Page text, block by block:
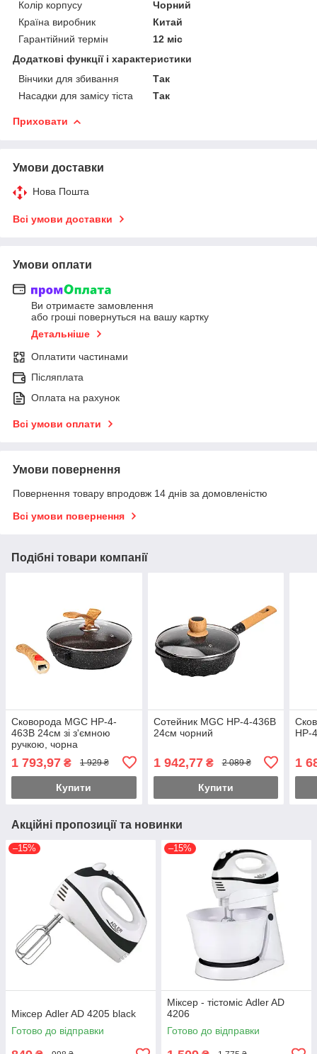
Колір корпусу
Чорний
Країна виробник
Китай
Гарантійний термін
12 міс
Додаткові функції і характеристики
Вінчики для збивання
Так
Насадки для замісу тіста
Так
Приховати
Умови доставки
Нова Пошта
Всі умови доставки
Умови оплати
Ви отримаєте замовлення
або гроші повернуться на вашу картку
Детальніше
Оплатити частинами
Післяплата
Оплата на рахунок
Всі умови оплати
Умови повернення
Повернення товару впродовж 14 днів за домовленістю
Всі умови повернення
Подібні товари компанії
Сковорода MGC HP-4-
463В 24см зі з'ємною
ручкою, чорна
1 793,97 ₴ 1 929 ₴
Купити
Сотейник MGC HP-4-436В
24см чорний
1 942,77₴ 2 089 ₴
Купити
HP-
1
Акційні пропозиції та новинки
–15%
Міксер Adler AD 4205 black
Готово до відправки
–15%
Міксер - тістоміс Adler AD
4206
Готово до відправки